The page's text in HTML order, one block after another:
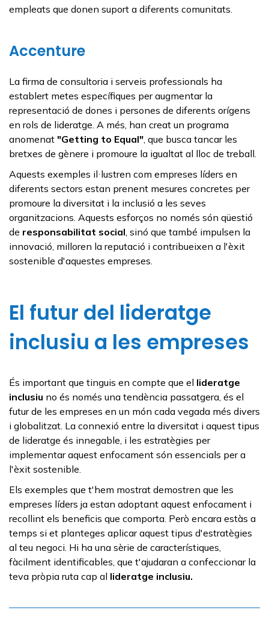
empleats que donen suport a diferents comunitats.
Accenture
La firma de consultoria i serveis professionals ha
establert metes específiques per augmentar la
representació de dones i persones de diferents orígens
en rols de lideratge. A més, han creat un programa
anomenat "Getting to Equal", que busca tancar les
bretxes de gènere i promoure la igualtat al lloc de treball.
Aquests exemples il·lustren com empreses líders en
diferents sectors estan prenent mesures concretes per
promoure la diversitat i la inclusió a les seves
organitzacions. Aquests esforços no només són qüestió
de responsabilitat social, sinó que també impulsen la
innovació, milloren la reputació i contribueixen a l'èxit
sostenible d'aquestes empreses.
El futur del lideratge
inclusiu a les empreses
És important que tinguis en compte que el lideratge
inclusiu no és només una tendència passatgera, és el
futur de les empreses en un món cada vegada més divers
i globalitzat. La connexió entre la diversitat i aquest tipus
de lideratge és innegable, i les estratègies per
implementar aquest enfocament són essencials per a
l'èxit sostenible.
Els exemples que t'hem mostrat demostren que les
empreses líders ja estan adoptant aquest enfocament i
recollint els beneficis que comporta. Però encara estàs a
temps si et planteges aplicar aquest tipus d'estratègies
al teu negoci. Hi ha una sèrie de característiques,
fàcilment identificables, que t'ajudaran a confeccionar la
teva pròpia ruta cap al lideratge inclusiu.